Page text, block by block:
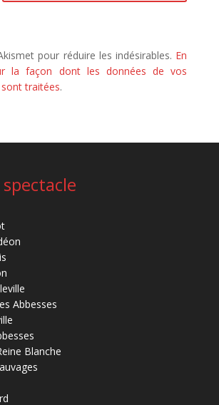
pour réduire les indésirables. En
la façon dont les données de vos
traitées.
Abbesses
Blanche